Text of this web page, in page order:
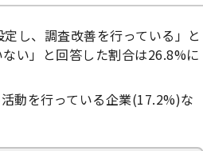
し、調査改善を行っている」と
い」と回答した割合は26.8%に
動を行っている企業(17.2%)な